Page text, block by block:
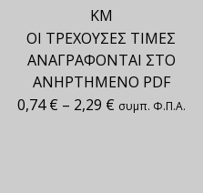
ΚΜ
ΟΙ ΤΡΕΧΟΥΣΕΣ ΤΙΜΕΣ
ΑΝΑΓΡΑΦΟΝΤΑΙ ΣΤΟ
ΑΝΗΡΤΗΜΕΝΟ PDF
0,74€ – 2,29 € συμπ. Φ.Π.Α.